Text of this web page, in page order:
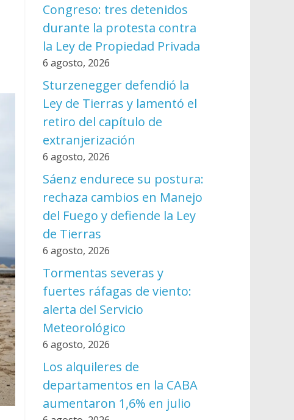
Congreso: tres detenidos
durante la protesta contra
la Ley de Propiedad Privada
6 agosto, 2026
Sturzenegger defendió la
Ley de Tierras y lamentó el
retiro del capítulo de
extranjerización
6 agosto, 2026
Sáenz endurece su postura:
rechaza cambios en Manejo
del Fuego y defiende la Ley
de Tierras
6 agosto, 2026
Tormentas severas y
fuertes ráfagas de viento:
alerta del Servicio
Meteorológico
6 agosto, 2026
Los alquileres de
departamentos en la CABA
aumentaron 1,6% en julio